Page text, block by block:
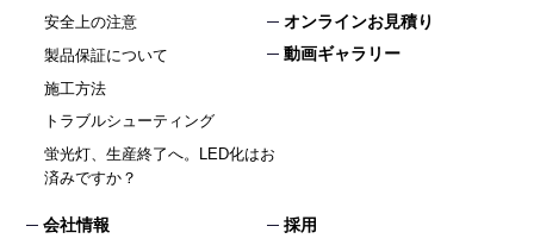
安全上の注意
製品保証について
施工方法
トラブルシューティング
蛍光灯、生産終了へ。LED化はお
済みですか？
オンラインお見積り
動画ギャラリー
会社情報
採用